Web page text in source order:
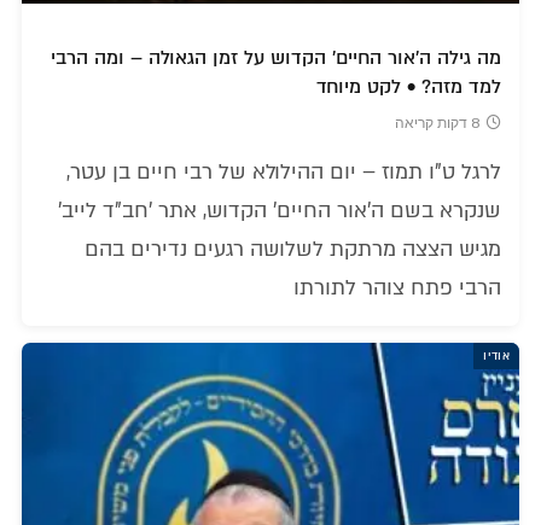
מה גילה ה'אור החיים' הקדוש על זמן הגאולה – ומה הרבי
למד מזה? • לקט מיוחד
8 דקות קריאה
לרגל ט"ו תמוז – יום ההילולא של רבי חיים בן עטר,
שנקרא בשם ה'אור החיים' הקדוש, אתר 'חב"ד לייב'
מגיש הצצה מרתקת לשלושה רגעים נדירים בהם
הרבי פתח צוהר לתורתו
אודיו